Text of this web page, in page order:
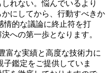
れない。悩んでいるより
にしてから、行動すべきか
情的な議論に終止符を打
への第一歩となります。
富な実績と高度な技術力に
鑑定をご提供していま